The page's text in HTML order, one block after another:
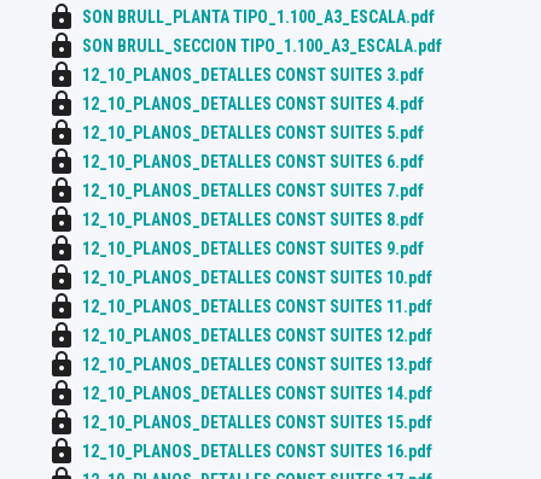
lock SON BRULL_PLANTA TIPO_1.100_A3_ESCALA.pdf
lock SON BRULL_SECCION TIPO_1.100_A3_ESCALA.pdf
lock 12_10_PLANOS_DETALLES CONST SUITES 3.pdf
lock 12_10_PLANOS_DETALLES CONST SUITES 4.pdf
lock 12_10_PLANOS_DETALLES CONST SUITES 5.pdf
lock 12_10_PLANOS_DETALLES CONST SUITES 6.pdf
lock 12_10_PLANOS_DETALLES CONST SUITES 7.pdf
lock 12_10_PLANOS_DETALLES CONST SUITES 8.pdf
lock 12_10_PLANOS_DETALLES CONST SUITES 9.pdf
lock 12_10_PLANOS_DETALLES CONST SUITES 10.pdf
lock 12_10_PLANOS_DETALLES CONST SUITES 11.pdf
lock 12_10_PLANOS_DETALLES CONST SUITES 12.pdf
lock 12_10_PLANOS_DETALLES CONST SUITES 13.pdf
lock 12_10_PLANOS_DETALLES CONST SUITES 14.pdf
lock 12_10_PLANOS_DETALLES CONST SUITES 15.pdf
lock 12_10_PLANOS_DETALLES CONST SUITES 16.pdf